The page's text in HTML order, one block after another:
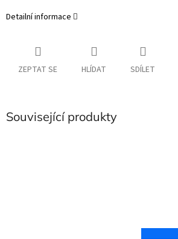
Detailní informace
ZEPTAT SE HLÍDAT SDÍLET
Související produkty